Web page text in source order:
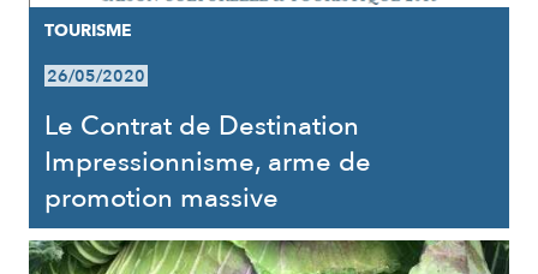
TOURISME
26/05/2020
Le Contrat de Destination
Impressionnisme, arme de
promotion massive